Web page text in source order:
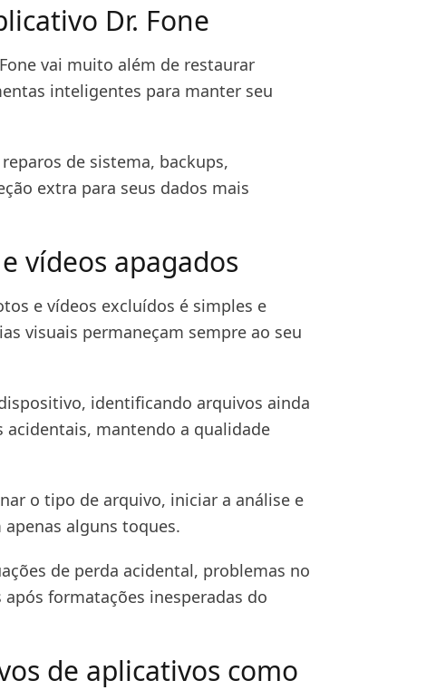
Dr. Fone
vai muito além de restaurar
inteligentes para manter seu
de sistema, backups,
extra para seus dados mais
vídeos apagados
e vídeos excluídos é simples e
visuais permaneçam sempre ao seu
identificando arquivos ainda
acidentais, mantendo a qualidade
o tipo de arquivo, iniciar a análise e
alguns toques.
de perda acidental, problemas no
formatações inesperadas do
de aplicativos como